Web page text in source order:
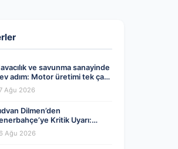
ve savunma sanayinde
adım: Motor üretimi tek çatı
toplanıyor
Ağu 2026
Dilmen’den
Kritik Uyarı:
Olmalısınız!
Ağu 2026